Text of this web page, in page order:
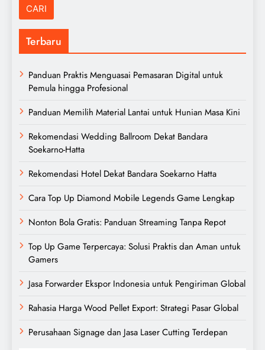
Terbaru
Panduan Praktis Menguasai Pemasaran Digital untuk
Pemula hingga Profesional
Panduan Memilih Material Lantai untuk Hunian Masa Kini
Rekomendasi Wedding Ballroom Dekat Bandara
Soekarno-Hatta
Rekomendasi Hotel Dekat Bandara Soekarno Hatta
Cara Top Up Diamond Mobile Legends Game Lengkap
Nonton Bola Gratis: Panduan Streaming Tanpa Repot
Top Up Game Terpercaya: Solusi Praktis dan Aman untuk
Gamers
Jasa Forwarder Ekspor Indonesia untuk Pengiriman Global
Rahasia Harga Wood Pellet Export: Strategi Pasar Global
Perusahaan Signage dan Jasa Laser Cutting Terdepan